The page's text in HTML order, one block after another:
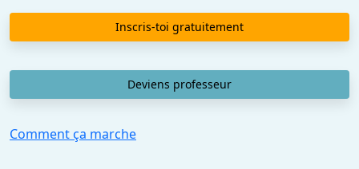
Inscris-toi gratuitement
Deviens professeur
Comment ça marche